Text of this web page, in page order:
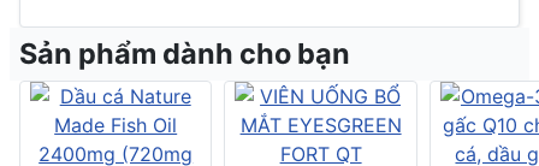
Sản phẩm dành cho bạn